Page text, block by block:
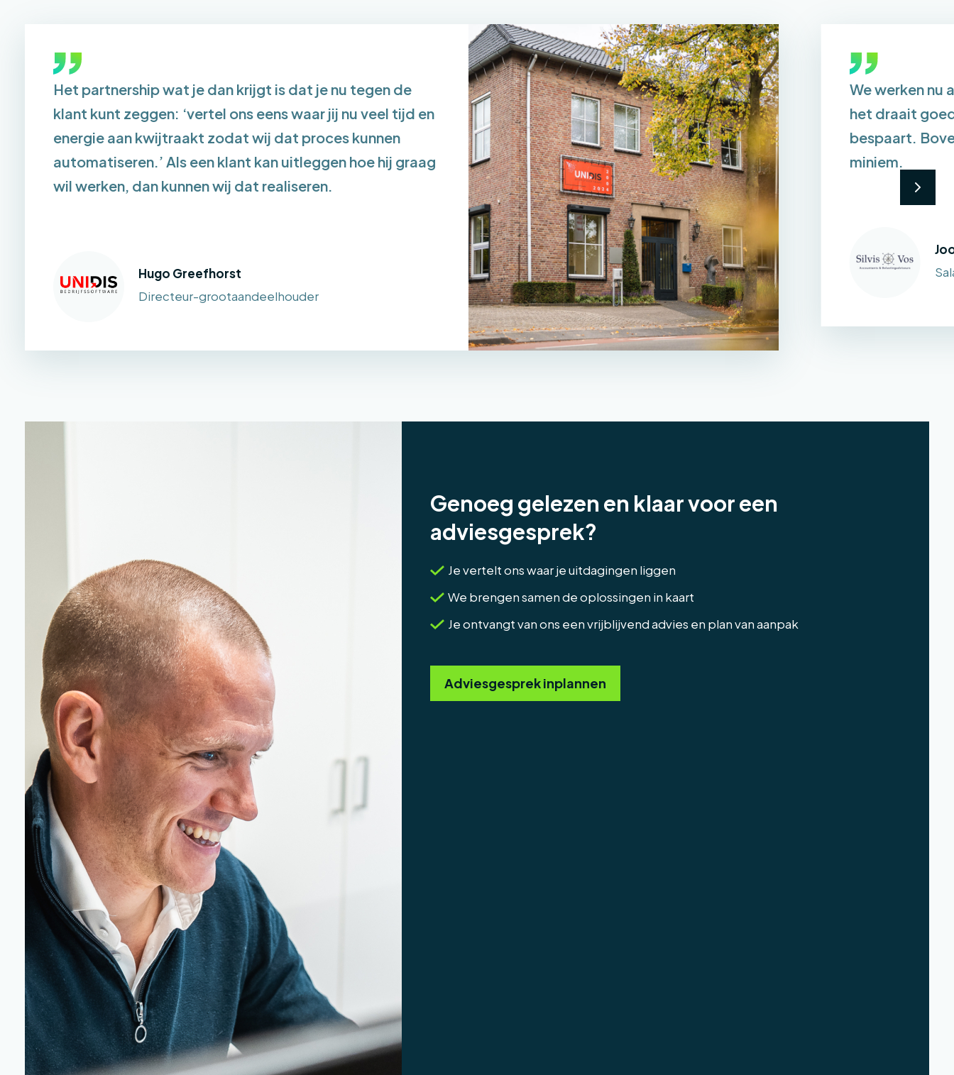
Het partnership wat je dan krijgt is dat je nu tegen de
klant kunt zeggen: ‘vertel ons eens waar jij nu veel tijd en
energie aan kwijtraakt zodat wij dat proces kunnen
automatiseren.’ Als een klant kan uitleggen hoe hij graag
wil werken, dan kunnen wij dat realiseren.
Hugo Greefhorst
Directeur-grootaandeelhouder
We werken nu
het draait
bespaart.
miniem.
Genoeg gelezen en klaar voor een
adviesgesprek?
Je vertelt ons waar je uitdagingen liggen
We brengen samen de oplossingen in kaart
Je ontvangt van ons een vrijblijvend advies en plan van aanpak
Adviesgesprek inplannen